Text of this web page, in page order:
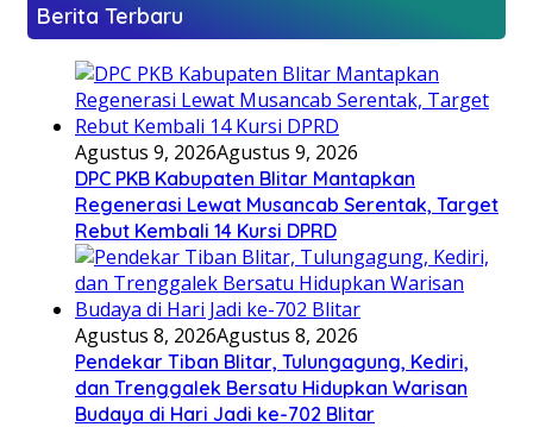
Berita Terbaru
Agustus 9, 2026Agustus 9, 2026
DPC PKB Kabupaten Blitar Mantapkan
Regenerasi Lewat Musancab Serentak, Target
Rebut Kembali 14 Kursi DPRD
Agustus 8, 2026Agustus 8, 2026
Pendekar Tiban Blitar, Tulungagung, Kediri,
dan Trenggalek Bersatu Hidupkan Warisan
Budaya di Hari Jadi ke-702 Blitar